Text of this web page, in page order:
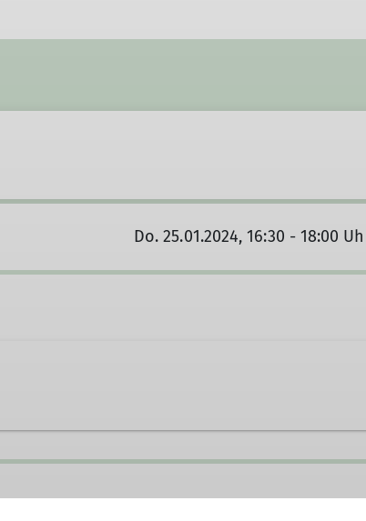
Do. 25.01.2024, 16:30 - 18:00